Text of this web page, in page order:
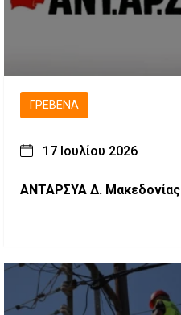
ΓΡΕΒΕΝΆ
17 Ιουλίου 2026
ΑΝΤΑΡΣΥΑ Δ. Μακεδονίας